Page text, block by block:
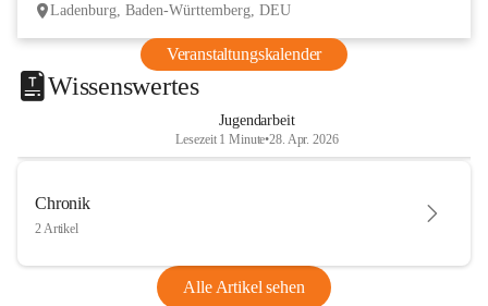
Ladenburg, Baden-Württemberg, DEU
Veranstaltungskalender
Wissenswertes
Jugendarbeit
Lesezeit 1 Minute•28. Apr. 2026
Chronik
2 Artikel
Alle Artikel sehen